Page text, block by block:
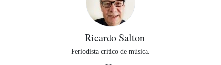
Ricardo Salton
Periodista crítico de música.